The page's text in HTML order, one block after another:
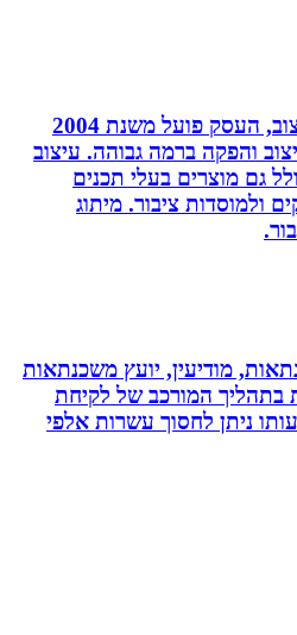
בטי ששון סטודיו לעיצוב, העסק פועל משנת 2004
ברמה גבוהה. עיצוב
מוצרים בעלי תכנים
ציבור. מיתוג
יועץ משכנתאות
המורכב של לקיחת
לחסוך עשרות אלפי